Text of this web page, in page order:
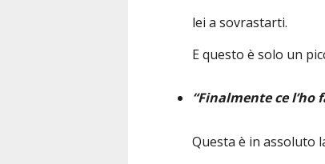
lei a sovrastarti.
E questo è solo un
“Finalmente ce l’ho
Questa è in assoluto